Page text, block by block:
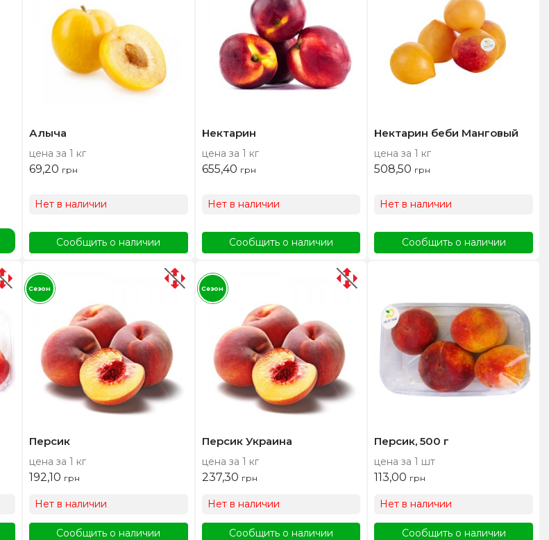
Алыча
цена за 1 кг
69,20 грн
Нет в наличии
Сообщить о наличии
Нектарин
цена за 1 кг
655,40 грн
Нет в наличии
Сообщить о наличии
Нектарин беби Манговый
цена за 1 кг
508,50 грн
Нет в наличии
Сообщить о наличии
Персик
цена за 1 кг
192,10 грн
Нет в наличии
Сообщить о наличии
Сезон
Персик Украина
цена за 1 кг
237,30 грн
Нет в наличии
Сообщить о наличии
Сезон
Персик, 500 г
цена за 1 шт
113,00 грн
Нет в наличии
Сообщить о наличии